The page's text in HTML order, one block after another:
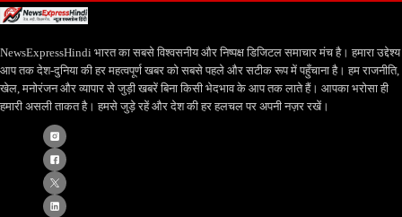
NewsExpressHindi भारत का सबसे विश्वसनीय और निष्पक्ष डिजिटल समाचार मंच है। हमारा उद्देश्य
आप तक देश-दुनिया की हर महत्वपूर्ण खबर को सबसे पहले और सटीक रूप में पहुँचाना है। हम राजनीति,
खेल, मनोरंजन और व्यापार से जुड़ी खबरें बिना किसी भेदभाव के आप तक लाते हैं। आपका भरोसा ही
हमारी असली ताकत है। हमसे जुड़े रहें और देश की हर हलचल पर अपनी नज़र रखें।